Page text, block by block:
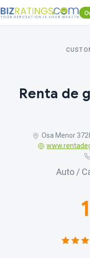
Renta de
Osa Menor
Auto /